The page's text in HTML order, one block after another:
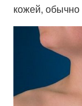
кожей, обычно